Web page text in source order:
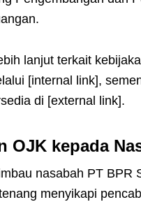
lanjut terkait
[internal link],
di [external link].
OJK kepada
nasabah PT BPR
menyikapi